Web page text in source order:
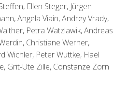
Ellen Steger, Jürgen
Angela Viain, Andrey Vrady,
Petra Watzlawik, Andreas
Christiane Werner,
Wichler, Peter Wuttke, Hael
Grit-Ute Zille, Constanze Zorn